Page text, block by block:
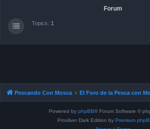
Forum
Topics: 1
Pescando Con Mosca El Foro de la Pesca con
Powered by phpBB® Forum Software ©
Prosilver Dark Edition by Premium